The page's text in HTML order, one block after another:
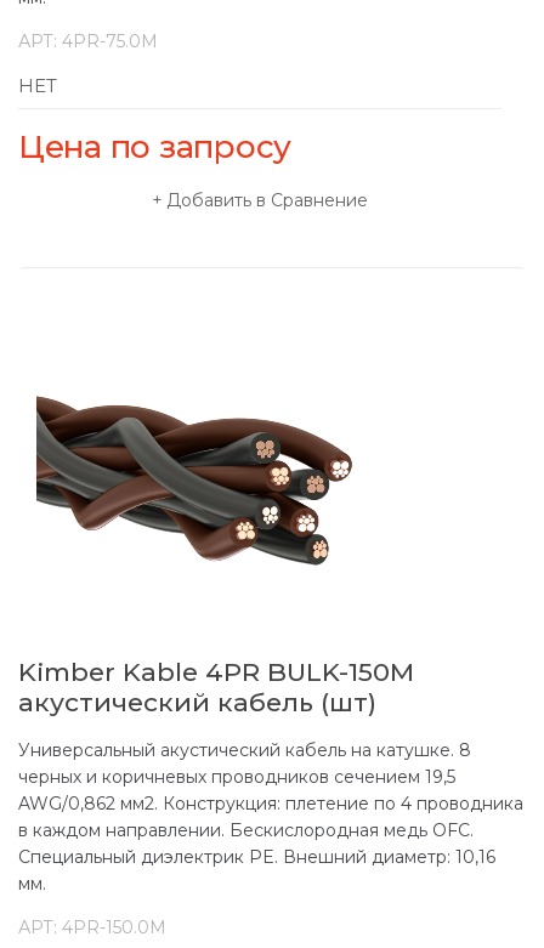
АРТ: 4PR-75.0M
НЕТ
Цена по запросу
Добавить в Сравнение
Kimber Kable 4PR BULK-150M
акустический кабель (шт)
Универсальный акустический кабель на катушке. 8
черных и коричневых проводников сечением 19,5
AWG/0,862 мм2. Конструкция: плетение по 4 проводника
в каждом направлении. Бескислородная медь OFC.
Специальный диэлектрик PE. Внешний диаметр: 10,16
мм.
АРТ: 4PR-150.0M